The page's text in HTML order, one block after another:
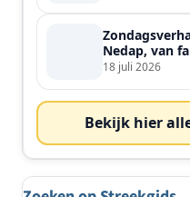
Nedap, van
18 juli 2026
Bekijk hier